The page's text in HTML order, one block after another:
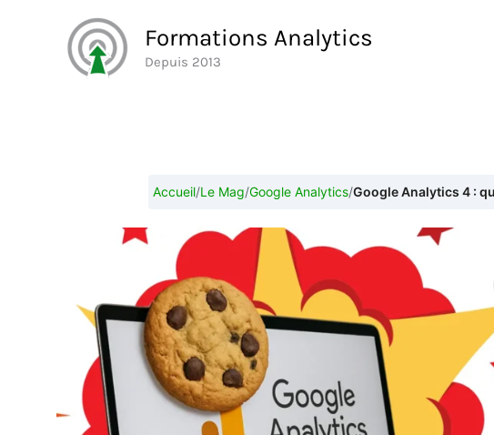
Formations Analytics
Depuis 2013
Accueil/Le Mag/Google Analytics/Google Analytics 4 :